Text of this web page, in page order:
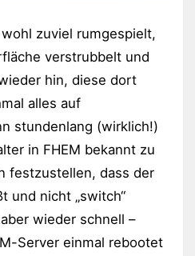
zuviel rumgespielt,
verstrubbelt und
hin, diese dort
alles auf
stundenlang (wirklich!)
in FHEM bekannt zu
festzustellen, dass der
und nicht „switch“
wieder schnell –
Server einmal rebootet